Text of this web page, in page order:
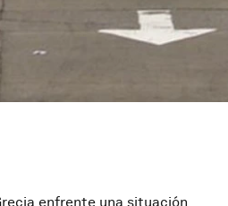
enfrente una situación